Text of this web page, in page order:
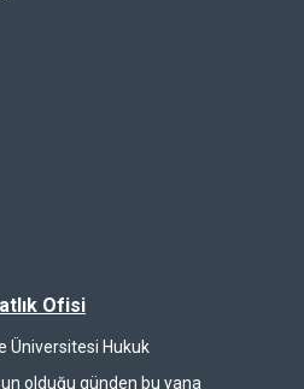
Ofisi
Üniversitesi Hukuk
olduğu günden bu yana